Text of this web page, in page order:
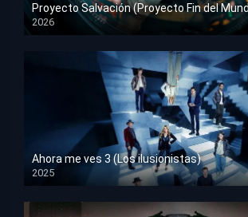
Proyecto Salvación (Proyecto Fin del
2026
HD 1080p
Ahora me ves 3 (Los ilusionistas)
2025
HD 1080p